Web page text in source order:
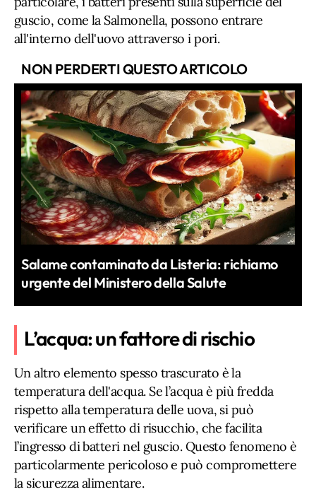
guscio, come la Salmonella, possono entrare
all'interno dell'uovo attraverso i pori.
NON PERDERTI QUESTO ARTICOLO
Salame contaminato da Listeria: richiamo
urgente del Ministero della Salute
L’acqua: un fattore di rischio
Un altro elemento spesso trascurato è la
temperatura dell'acqua. Se l’acqua è più fredda
rispetto alla temperatura delle uova, si può
verificare un effetto di risucchio, che facilita
l’ingresso di batteri nel guscio. Questo fenomeno è
particolarmente pericoloso e può compromettere
la sicurezza alimentare.